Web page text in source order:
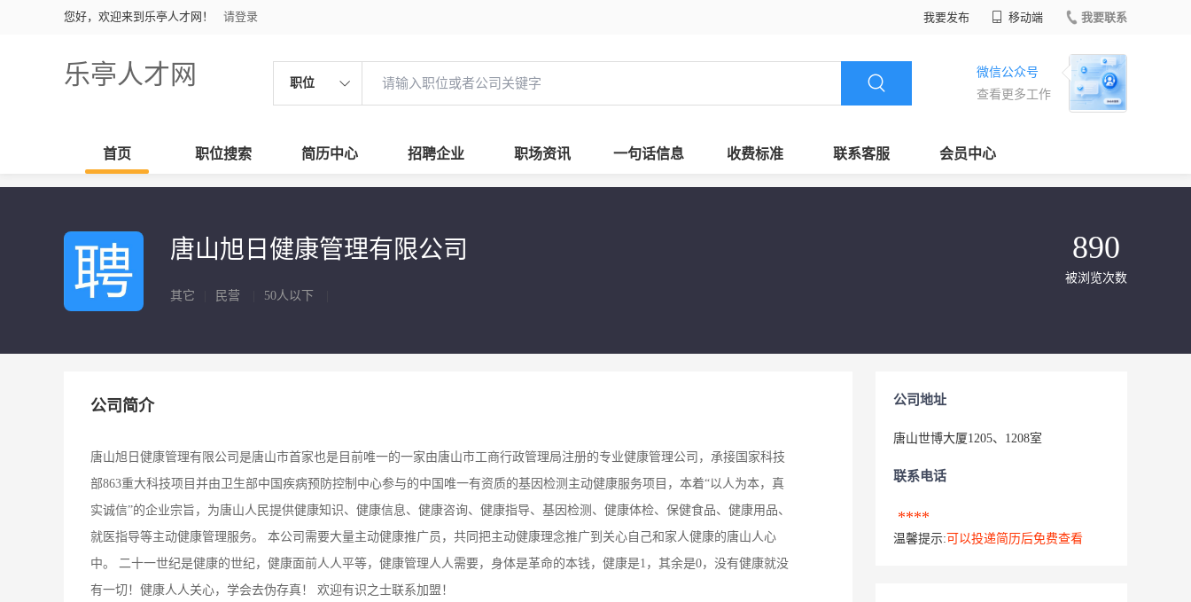
您好，欢迎来到乐亭人才网！ 请登录 我要发布 移动端 我要联系
乐亭人才网 职位
微信公众号
查看更多工作
首页 职位搜索 简历中心 招聘企业 职场资讯 一句话信息 收费标准 联系客服 会员中心
唐山旭日健康管理有限公司
其它 民营 50人以下
890
被浏览次数
公司简介
唐山旭日健康管理有限公司是唐山市首家也是目前唯一的一家由唐山市工商行政管理局注册的专业健康管理公司，承接国家科技
部863重大科技项目并由卫生部中国疾病预防控制中心参与的中国唯一有资质的基因检测主动健康服务项目，本着“以人为本，真
实诚信”的企业宗旨，为唐山人民提供健康知识、健康信息、健康咨询、健康指导、基因检测、健康体检、保健食品、健康用品、
就医指导等主动健康管理服务。 本公司需要大量主动健康推广员，共同把主动健康理念推广到关心自己和家人健康的唐山人心
中。 二十一世纪是健康的世纪，健康面前人人平等，健康管理人人需要，身体是革命的本钱，健康是1，其余是0，没有健康就没
有一切！健康人人关心，学会去伪存真！ 欢迎有识之士联系加盟！
公司地址
唐山世博大厦1205、1208室
联系电话
****
温馨提示: 可以投递简历后免费查看